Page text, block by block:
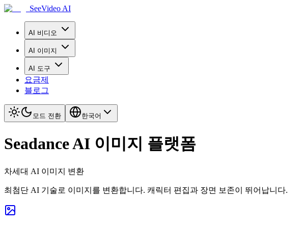
SeeVideo AI
AI 비디오
AI 이미지
AI 도구
요금제
블로그
모드 전환 한국어
Seadance AI 이미지 플랫폼
차세대 AI 이미지 변환
최첨단 AI 기술로 이미지를 변환합니다. 캐릭터 편집과 장면 보존이 뛰어납니다.